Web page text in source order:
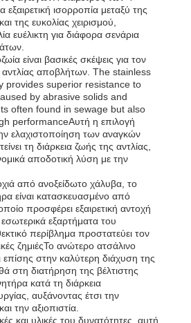
εξαιρετική ισορροπία μεταξύ της
της ευκολίας χειρισμού,
ευέλικτη για διάφορα σενάρια
είναι βασικές σκέψεις για τον
αντλίας αποβλήτων. The stainless
provides superior resistance to
by abrasive solids and
often found in sewage but also
performanceΑυτή η επιλογή
ελαχιστοποίηση των αναγκών
τη διάρκεια ζωής της αντλίας,
αποδοτική λύση με την
από ανοξείδωτο χάλυβα, το
είναι κατασκευασμένο από
προσφέρει εξαιρετική αντοχή
εξαρτήματα του
περίβλημα προστατεύει τον
ζημιέςΤο ανώτερο ατσάλινο
στην καλύτερη διάχυση της
στη διατήρηση της βέλτιστης
κατά τη διάρκεια
αυξάνοντας έτσι την
την αξιοπιστία.
και υλικές του δυνατότητες, αυτή